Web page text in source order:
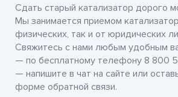
Сдать старый катализатор дорого
Мы занимается приемом
физических, так и от юридических
Свяжитесь с нами любым удобным
— по бесплатному телефону 8 800
— напишите в чат на сайте или
форме обратной связи.